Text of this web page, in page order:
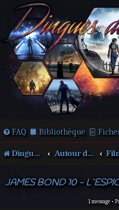
FAQ Bibliothèque
Dingues de séries télé ! Autour des films et séries
JAMES BOND 10 -
1 message •